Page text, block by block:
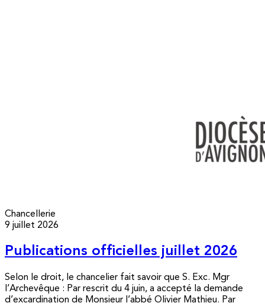
Chancellerie
9 juillet 2026
Publications officielles juillet 2026
Selon le droit, le chancelier fait savoir que S. Exc. Mgr
l’Archevêque : Par rescrit du 4 juin, a accepté la demande
d’excardination de Monsieur l’abbé Olivier Mathieu. Par